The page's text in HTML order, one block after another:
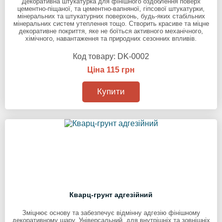
цементно-піщаної, та цементно-вапняної, гіпсової штукатурки,
мінеральних та штукатурних поверхонь, будь-яких стабільних
мінеральних систем утеплення тощо. Створить красиве та міцне
декоративне покриття, яке не боїться активного механічного,
хімічного, навантаження та природних сезонних впливів.
Код товару: DK-0002
Ціна 115 грн
Купити
Кварц-грунт адгезійний
Зміцнює основу та забезпечує відмінну адгезію фінішному
декоративному шару. Універсальний, для внутрішніх та зовнішніх